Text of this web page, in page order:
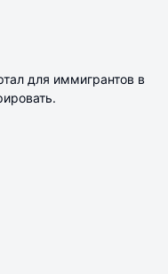
для иммигрантов в